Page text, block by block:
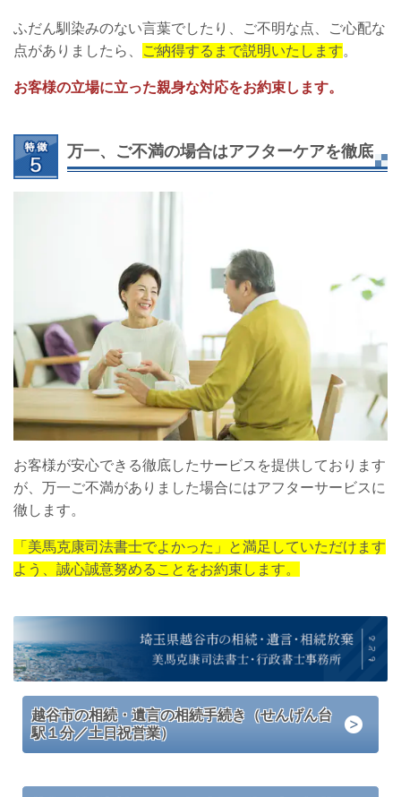
ふだん馴染みのない言葉でしたり、ご不明な点、ご心配な
点がありましたら、
ご納得するまで説明いたします。
お客様の立場に立った親身な対応をお約束します。
万一、ご不満の場合はアフターケアを徹底
お客様が安心できる徹底したサービスを提供しております
が、万一ご不満がありました場合にはアフターサービスに
徹します。
「美馬克康司法書士でよかった」と満足していただけます
よう、誠心誠意努めることをお約束します。
越谷市の相続・遺言の相続手続き（せんげん台
駅１分／土日祝営業）